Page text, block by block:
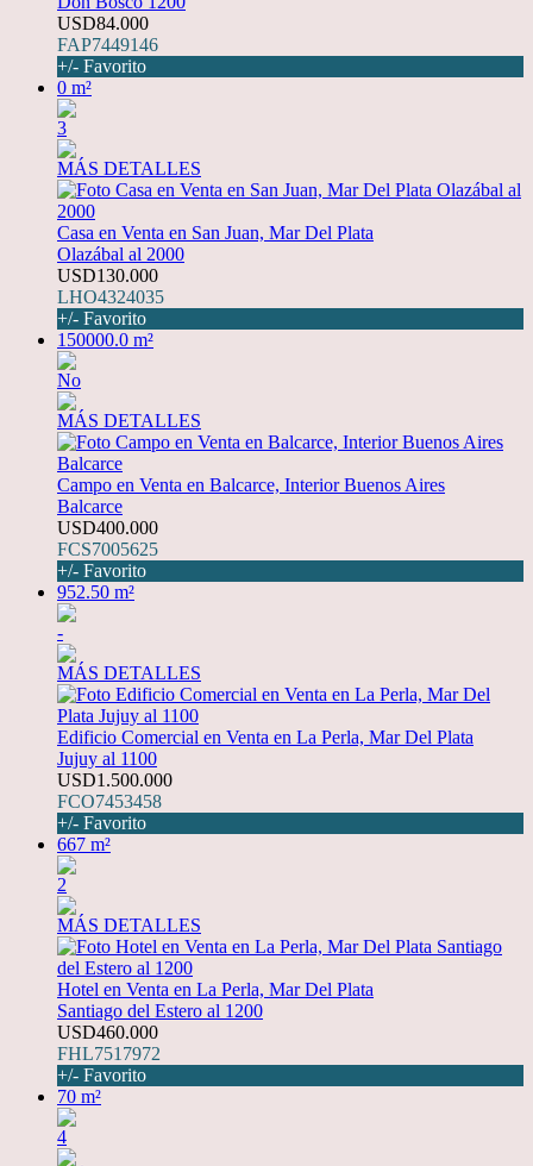
USD84.000
FAP7449146
+/- Favorito
0 m²
3
MÁS DETALLES
Casa en Venta en San Juan, Mar Del Plata
Olazábal al 2000
USD130.000
LHO4324035
+/- Favorito
150000.0 m²
No
MÁS DETALLES
Campo en Venta en Balcarce, Interior Buenos Aires
Balcarce
USD400.000
FCS7005625
+/- Favorito
952.50 m²
-
MÁS DETALLES
Edificio Comercial en Venta en La Perla, Mar Del Plata
Jujuy al 1100
USD1.500.000
FCO7453458
+/- Favorito
667 m²
2
MÁS DETALLES
Hotel en Venta en La Perla, Mar Del Plata
Santiago del Estero al 1200
USD460.000
FHL7517972
+/- Favorito
70 m²
4